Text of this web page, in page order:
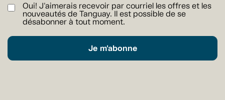
Oui! J'aimerais recevoir par courriel les offres et les
nouveautés de Tanguay. Il est possible de se
désabonner à tout moment.
Je m'abonne